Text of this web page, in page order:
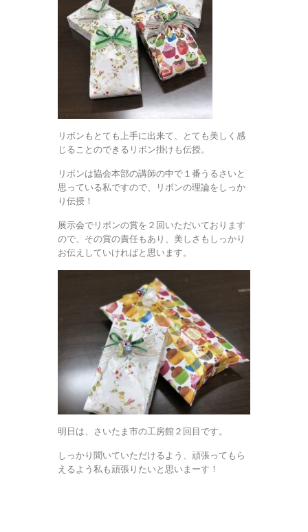
リボンもとても上手に出来て、とても美しく感
じることのできるリボン掛けも伝授。
リボンは協会本部の講師の中で１番うるさいと
思っている私ですので、リボンの理論をしっか
り伝授！
展示会でリボンの賞を２回いただいております
ので、その賞の責任もあり、美しさもしっかり
お伝えしていければと思います。
明日は、さいたま市の工房館２回目です。
しっかり聞いていただけるよう、頑張ってもら
えるよう私も頑張りたいと思いまーす！